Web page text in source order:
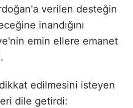
verilen desteğin
inandığını
emin ellere emanet
edilmesini isteyen
dile getirdi: